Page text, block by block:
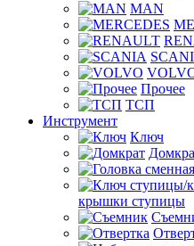
MAN
Прочее
ТСП
Инструмент
Ключ
крышки ступицы